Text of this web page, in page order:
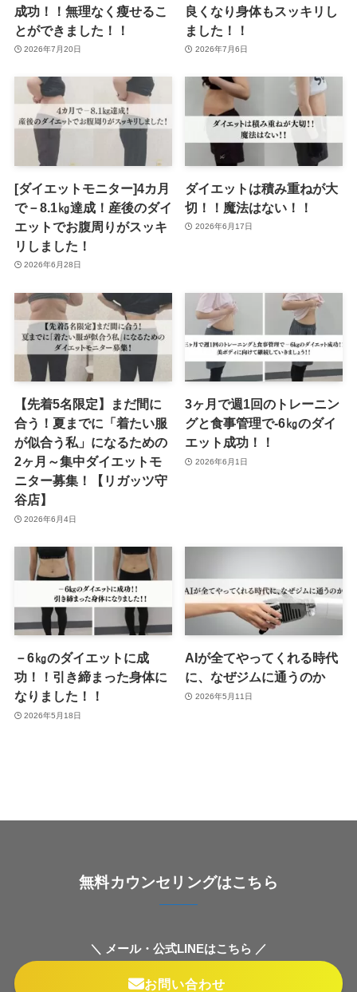
成功！！無理なく瘦せるこ
とができました！！
2026年7月20日
良くなり身体もスッキリし
ました！！
2026年7月6日
[ダイエットモニター]4カ月
で－8.1㎏達成！産後のダイ
エットでお腹周りがスッキ
リしました！
2026年6月28日
ダイエットは積み重ねが大
切！！魔法はない！！
2026年6月17日
【先着5名限定】まだ間に
合う！夏までに「着たい服
が似合う私」になるための
2ヶ月～集中ダイエットモ
ニター募集！【リガッツ守
谷店】
2026年6月4日
3ヶ月で週1回のトレーニン
グと食事管理で-6㎏のダイ
エット成功！！
2026年6月1日
－6㎏のダイエットに成
功！！引き締まった身体に
なりました！！
2026年5月18日
AIが全てやってくれる時代
に、なぜジムに通うのか
2026年5月11日
無料カウンセリングはこちら
＼ メール・公式LINEはこちら ／
お問い合わせ